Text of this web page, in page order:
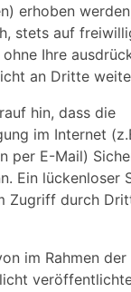
erhoben
stets auf
Ihre
an Dritte
hin, dass die
im Internet
per E-Mail)
Ein lückenloser
Zugriff durch
im Rahmen der